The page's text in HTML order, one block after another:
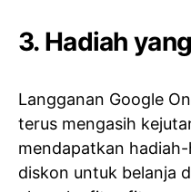
3. Hadiah
Langganan Google
terus mengasih
mendapatkan
diskon untuk belanja